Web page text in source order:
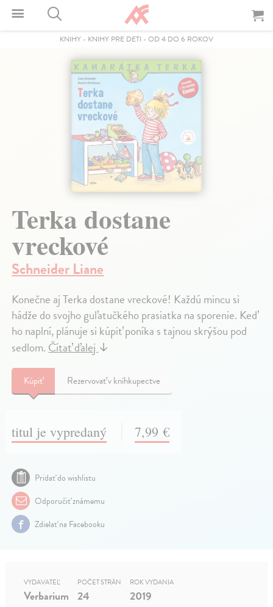
KNIHY - KNIHY PRE DETI - OD 4 DO 6 ROKOV
Terka dostane
vreckové
Schneider Liane
Konečne aj Terka dostane vreckové! Každú mincu si
hádže do svojho guľatučkého prasiatka na sporenie. Keď
ho naplní, plánuje si kúpiť poníka s tajnou skrýšou pod
sedlom. Čítať ďalej ↓
Kúpiť Rezervovať v kníhkupectve
titul je vypredaný 7,99 €
Pridať do wishlistu
Odporučiť známemu
Zdielať na Facebooku
VYDAVATEĽ
Verbarium
POČET STRÁN
24
ROK VYDANIA
2019